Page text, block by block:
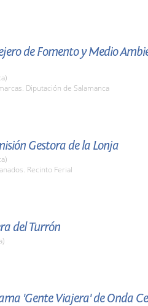
de Fomento y Medio
Diputación de Salamanca
Gestora de la Lonja
Recinto Ferial
del Turrón
'Gente Viajera' de Onda